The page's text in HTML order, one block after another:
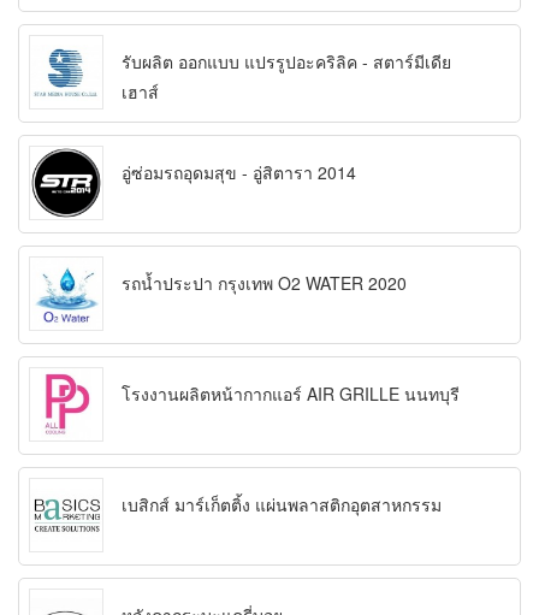
รับผลิต ออกแบบ แปรรูปอะคริลิค - สตาร์มีเดีย
เฮาส์
อู่ซ่อมรถอุดมสุข - อู่สิตารา 2014
รถน้ำประปา กรุงเทพ O2 WATER 2020
โรงงานผลิตหน้ากากแอร์ AIR GRILLE นนทบุรี
เบสิกส์ มาร์เก็ตติ้ง แผ่นพลาสติกอุตสาหกรรม